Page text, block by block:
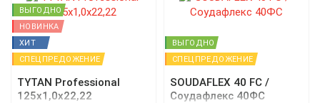
ВЫГОДНО
НОВИНКА
ХИТ
СПЕЦПРЕДОЖЕНИЕ
TYTAN Professional
125х1,0х22,22
ВЫГОДНО
СПЕЦПРЕДОЖЕНИЕ
SOUDAFLEX 40 FC /
Соудафлекс 40ФС